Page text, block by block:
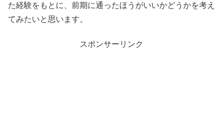
た経験をもとに、前期に通ったほうがいいかどうかを考え
てみたいと思います。
スポンサーリンク